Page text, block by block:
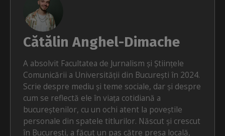
Cătălin Anghel-Dimache
A absolvit Facultatea de Jurnalism și Științele
Comunicării a Universității din București în 2024.
Scrie despre mediu și teme sociale, dar și despre
cum se reflectă ele în viața cotidiană a
bucureștenilor, cu un ochi atent la poveștile
personale din spatele titlurilor. Născut și crescut
în București, a făcut un pas către presa locală,